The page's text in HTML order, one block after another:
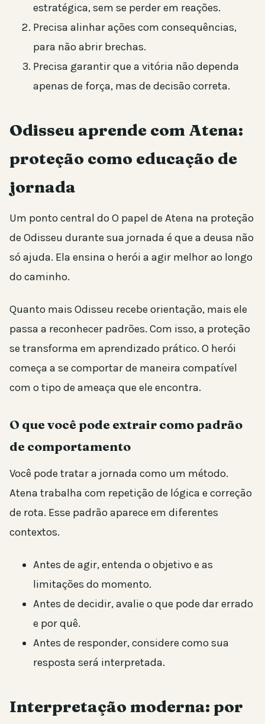
estratégica, sem se perder em reações.
Precisa alinhar ações com consequências,
para não abrir brechas.
Precisa garantir que a vitória não dependa
apenas de força, mas de decisão correta.
Odisseu aprende com Atena:
proteção como educação de
jornada
Um ponto central do O papel de Atena na proteção
de Odisseu durante sua jornada é que a deusa não
só ajuda. Ela ensina o herói a agir melhor ao longo
do caminho.
Quanto mais Odisseu recebe orientação, mais ele
passa a reconhecer padrões. Com isso, a proteção
se transforma em aprendizado prático. O herói
começa a se comportar de maneira compatível
com o tipo de ameaça que ele encontra.
O que você pode extrair como padrão
de comportamento
Você pode tratar a jornada como um método.
Atena trabalha com repetição de lógica e correção
de rota. Esse padrão aparece em diferentes
contextos.
Antes de agir, entenda o objetivo e as
limitações do momento.
Antes de decidir, avalie o que pode dar errado
e por quê.
Antes de responder, considere como sua
resposta será interpretada.
Interpretação moderna: por